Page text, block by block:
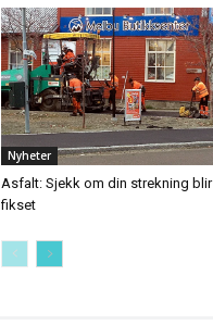
Nyheter
Asfalt: Sjekk om din strekning blir
fikset